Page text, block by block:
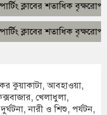
শতাধিক বৃক্ষরোপণ ১০
শতাধিক বৃক্ষরোপণ ১০
কুয়াকাটা,আবহাওয়া,
, খেলাধুলা,
দুর্ঘটনা,নারী ও শিশু, পর্যটন,